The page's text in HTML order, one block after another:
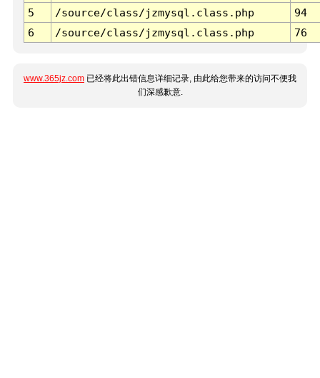
5
/source/class/jzmysql.class.php
94
6
/source/class/jzmysql.class.php 76
www.365jz.com 已经将此出错信息详细记录, 由此给您带来的访问不便我
们深感歉意.